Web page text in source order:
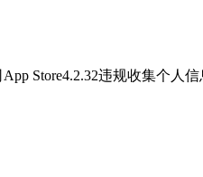
Store4.2.32违规收集个人信